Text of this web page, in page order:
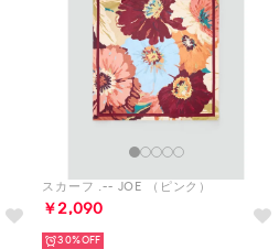
スカーフ .-- JOE （ピンク）
￥2,090
30%